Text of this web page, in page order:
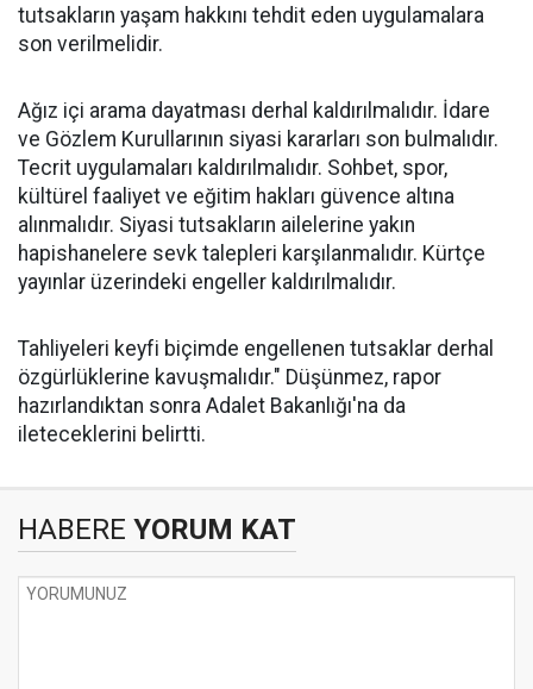
tutsakların yaşam hakkını tehdit eden uygulamalara
son verilmelidir.
Ağız içi arama dayatması derhal kaldırılmalıdır. İdare
ve Gözlem Kurullarının siyasi kararları son bulmalıdır.
Tecrit uygulamaları kaldırılmalıdır. Sohbet, spor,
kültürel faaliyet ve eğitim hakları güvence altına
alınmalıdır. Siyasi tutsakların ailelerine yakın
hapishanelere sevk talepleri karşılanmalıdır. Kürtçe
yayınlar üzerindeki engeller kaldırılmalıdır.
Tahliyeleri keyfi biçimde engellenen tutsaklar derhal
özgürlüklerine kavuşmalıdır." Düşünmez, rapor
hazırlandıktan sonra Adalet Bakanlığı'na da
ileteceklerini belirtti.
HABERE YORUM KAT